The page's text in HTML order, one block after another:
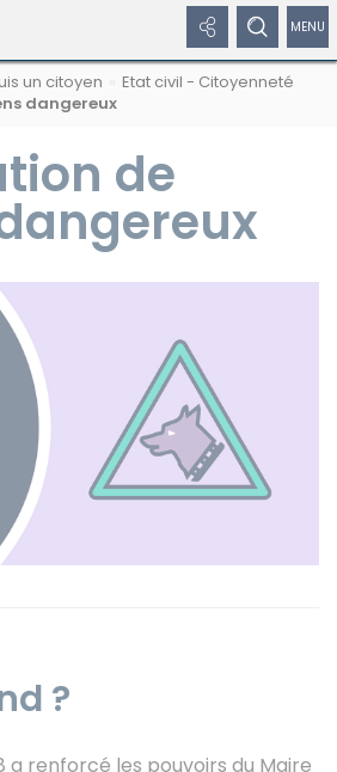
Afficher
le
recherche
Afficher
les
sociaux
un citoyen
Etat civil - Citoyenneté
dangereux
de
?
a renforcé les pouvoirs du Maire